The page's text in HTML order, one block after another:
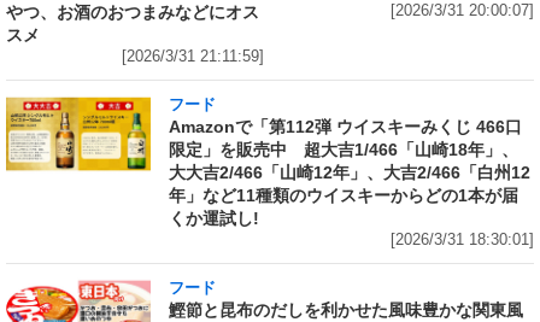
やつ、お酒のおつまみなどにオス
スメ
[2026/3/31 21:11:59]
[2026/3/31 20:00:07]
フード
Amazonで「第112弾 ウイスキーみくじ 466口
限定」を販売中 超大吉1/466「山崎18年」、
大大吉2/466「山崎12年」、大吉2/466「白州12
年」など11種類のウイスキーからどの1本が届
くか運試し!
[2026/3/31 18:30:01]
フード
鰹節と昆布のだしを利かせた風味豊かな関東風